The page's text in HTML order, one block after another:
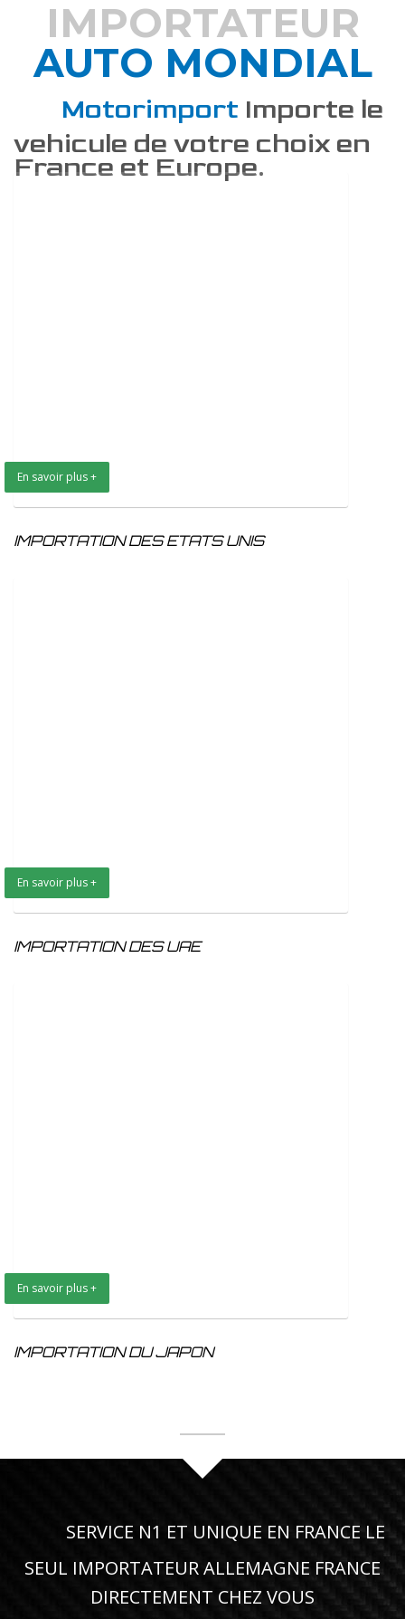
DÉCOUVREZ COMMENT
IMPORTATEUR
AUTO MONDIAL
Motorimport Importe le
vehicule de votre choix en
France et Europe.
En savoir plus +
IMPORTATION DES ETATS UNIS
En savoir plus +
IMPORTATION DES UAE
En savoir plus +
IMPORTATION DU JAPON
SERVICE N1 ET UNIQUE EN FRANCE LE
SEUL IMPORTATEUR ALLEMAGNE FRANCE
DIRECTEMENT CHEZ VOUS